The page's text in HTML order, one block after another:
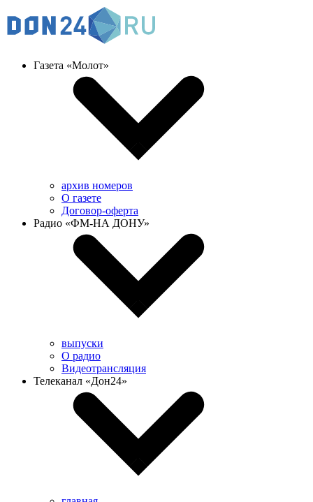
Газета «Молот»
архив номеров
О газете
Договор-оферта
Радио «ФМ-НА ДОНУ»
выпуски
О радио
Видеотрансляция
Телеканал «Дон24»